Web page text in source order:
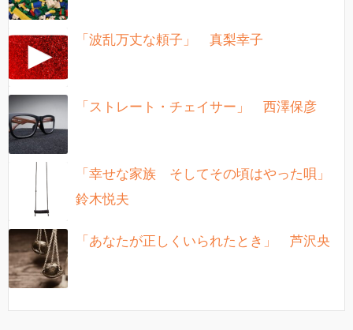
「波乱万丈な頼子」 真梨幸子
「ストレート・チェイサー」 西澤保彦
「幸せな家族 そしてその頃はやった唄」
鈴木悦夫
「あなたが正しくいられたとき」 芦沢央